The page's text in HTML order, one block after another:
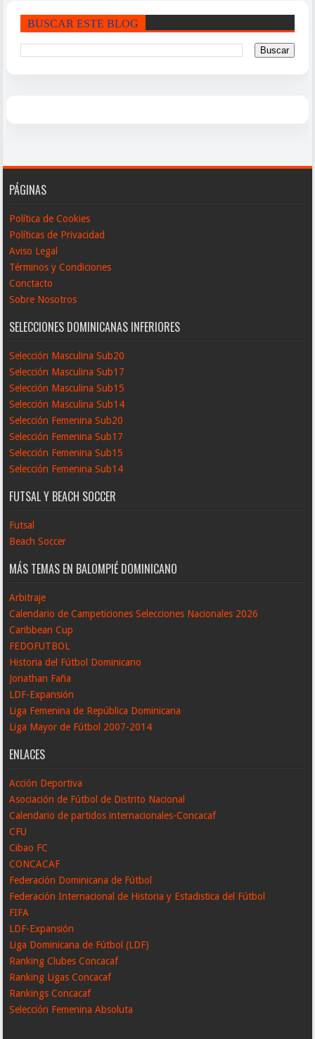
BUSCAR ESTE BLOG
PÁGINAS
Política de Cookies
Políticas de Privacidad
Aviso Legal
Términos y Condiciones
Conctacto
Sobre Nosotros
SELECCIONES DOMINICANAS INFERIORES
Selección Masculina Sub20
Selección Masculina Sub17
Selección Masculina Sub15
Selección Masculina Sub14
Selección Femenina Sub20
Selección Femenina Sub17
Selección Femenina Sub15
Selección Femenina Sub14
FUTSAL Y BEACH SOCCER
Futsal
Beach Soccer
MÁS TEMAS EN BALOMPIÉ DOMINICANO
Arbitraje
Calendario de Campeticiones Selecciones Nacionales 2026
Caribbean Cup
FEDOFUTBOL
Historia del Fútbol Dominicano
Jonathan Faña
LDF-Expansión
Liga Femenina de República Dominicana
Liga Mayor de Fútbol 2007-2014
ENLACES
Acción Deportiva
Asociación de Fútbol de Distrito Nacional
Calendario de partidos internacionales-Concacaf
CFU
Cibao FC
CONCACAF
Federación Dominicana de Fútbol
Federación Internacional de Historia y Estadistica del Fútbol
FIFA
LDF-Expansión
Liga Dominicana de Fútbol (LDF)
Ranking Clubes Concacaf
Ranking Ligas Concacaf
Rankings Concacaf
Selección Femenina Absoluta